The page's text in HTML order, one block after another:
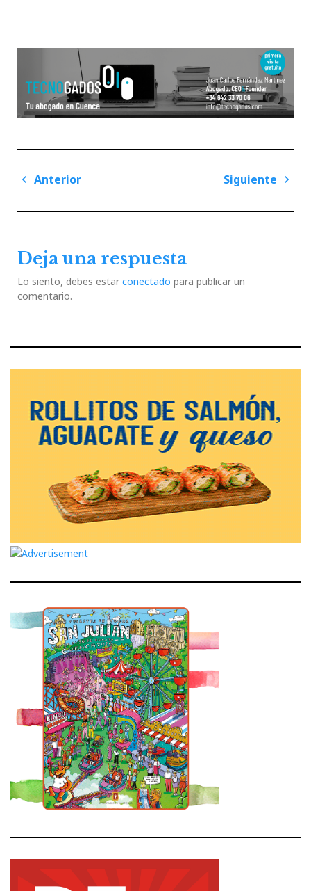
Navegación
entradas
Anterior
Siguiente
Deja una respuesta
Lo siento, debes estar conectado para publicar un
comentario.